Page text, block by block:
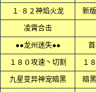
１·８２神焰火龙 新
凌霄合击
●●龙州迷失●●
１８０攻速丶切割 １
九星变异神宠暗黑 暗